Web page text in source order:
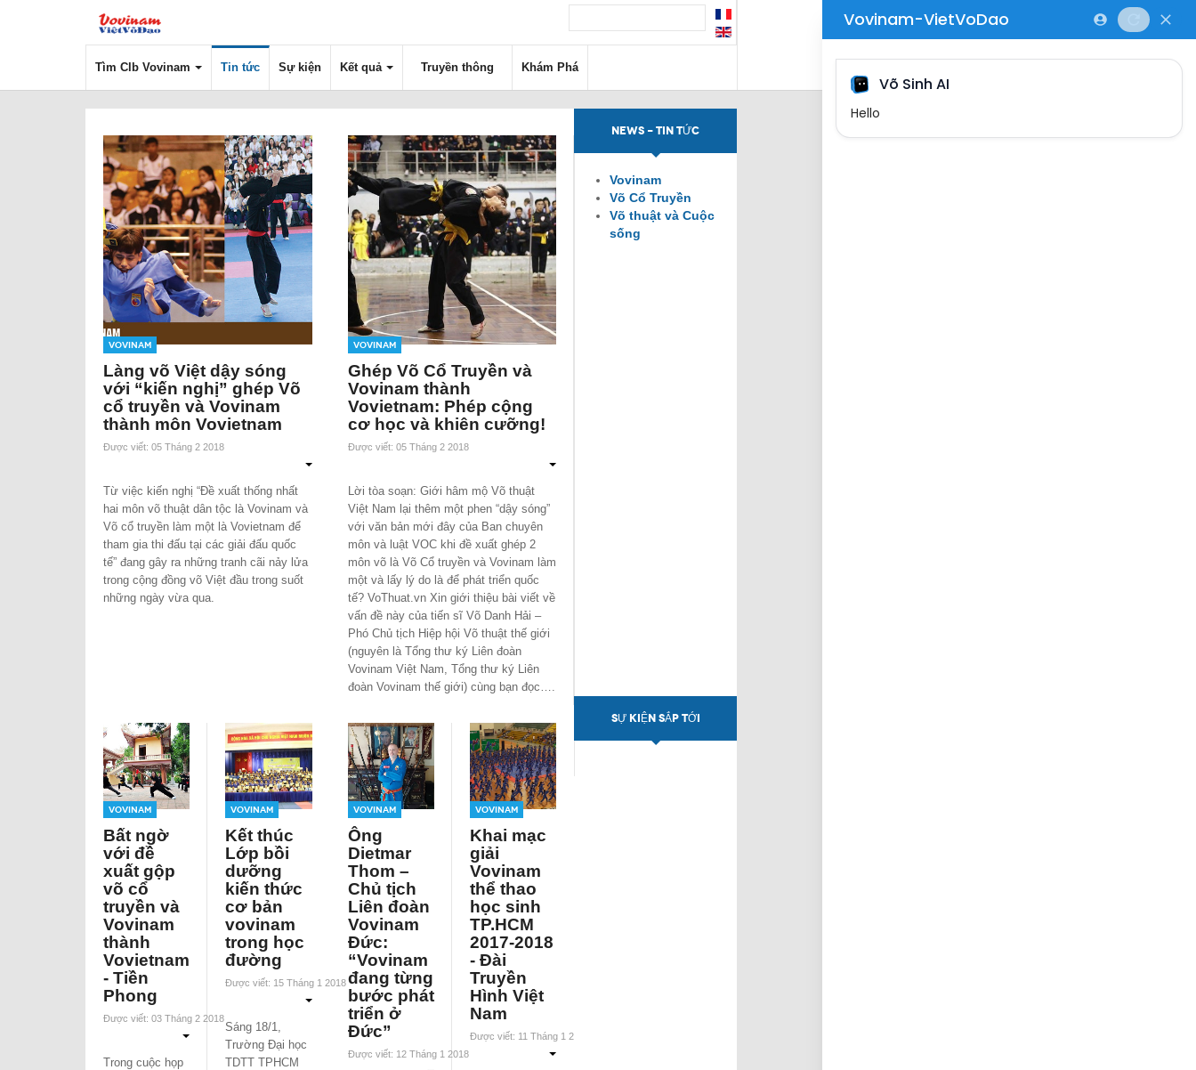
Tìm Clb Vovinam Tin tức Sự kiện Kết quả Truyền thông Khám Phá
Vovinam
Làng võ Việt dậy sóng
với “kiến nghị” ghép Võ
cổ truyền và Vovinam
thành môn Vovietnam
Được viết: 05 Tháng 2 2018
Từ việc kiến nghị “Đề xuất thống nhất
hai môn võ thuật dân tộc là Vovinam và
Võ cổ truyền làm một là Vovietnam để
tham gia thi đấu tại các giải đấu quốc
tế” đang gây ra những tranh cãi nảy lửa
trong cộng đồng võ Việt đầu trong suốt
những ngày vừa qua.
Vovinam
Ghép Võ Cổ Truyền và
Vovinam thành
Vovietnam: Phép cộng
cơ học và khiên cưỡng!
Được viết: 05 Tháng 2 2018
Lời tòa soạn: Giới hâm mộ Võ thuật
Việt Nam lại thêm một phen “dậy sóng”
với văn bản mới đây của Ban chuyên
môn và luật VOC khi đề xuất ghép 2
môn võ là Võ Cổ truyền và Vovinam làm
một và lấy lý do là để phát triển quốc
tế? VoThuat.vn Xin giới thiệu bài viết về
vấn đề này của tiến sĩ Võ Danh Hải –
Phó Chủ tịch Hiệp hội Võ thuật thế giới
(nguyên là Tổng thư ký Liên đoàn
Vovinam Việt Nam, Tổng thư ký Liên
đoàn Vovinam thế giới) cùng bạn đọc….
Vovinam
Bất ngờ
với đề
xuất gộp
võ cổ
truyền và
Vovinam
thành
Vovietnam
- Tiền
Phong
Được viết: 03 Tháng 2 2018
Trong cuộc họp
Vovinam
Kết thúc
Lớp bồi
dưỡng
kiến thức
cơ bản
vovinam
trong học
đường
Được viết: 15 Tháng 1 2018
Sáng 18/1,
Trường Đại học
TDTT TPHCM
Vovinam
Ông
Dietmar
Thom –
Chủ tịch
Liên đoàn
Vovinam
Đức:
“Vovinam
đang từng
bước phát
triển ở
Đức”
Được viết: 12 Tháng 1 2018
Vovinam
Khai mạc
giải
Vovinam
thể thao
học sinh
TP.HCM
2017-2018
- Đài
Truyền
Hình Việt
Nam
Được viết: 11 Tháng 1 2018
NEWS - TIN TỨC
Vovinam
Võ Cổ Truyền
Võ thuật và Cuộc
sống
SỰ KIỆN SẮP TỚI